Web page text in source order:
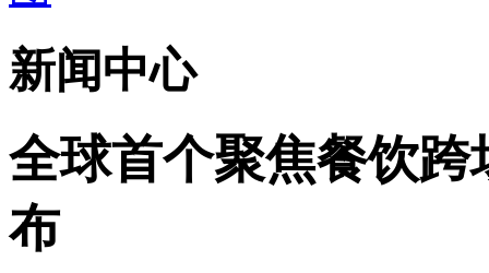
新闻中心
全球首个聚焦餐饮
布